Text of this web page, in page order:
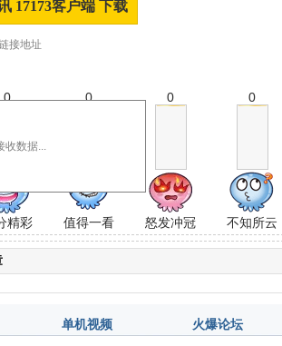
17173客户端 下载
接地址
0
精彩
0
值得一看
0
怒发冲冠
0
不知所云
收数据...
单机视频 火爆论坛